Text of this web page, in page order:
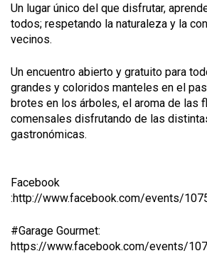
Un lugar único del que disfrutar,
todos; respetando la naturaleza y la
vecinos.
Un encuentro abierto y gratuito para
grandes y coloridos manteles en el
brotes en los árboles, el aroma de las
comensales disfrutando de las
gastronómicas.
Facebook
:http://www.facebook.com/events/
#Garage Gourmet:
https://www.facebook.com/events/